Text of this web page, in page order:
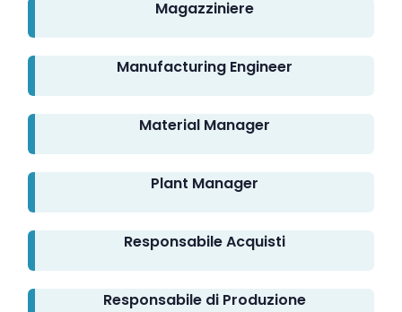
Magazziniere
Manufacturing Engineer
Material Manager
Plant Manager
Responsabile Acquisti
Responsabile di Produzione